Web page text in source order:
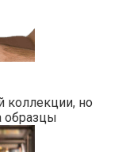
коллекции, но
образцы